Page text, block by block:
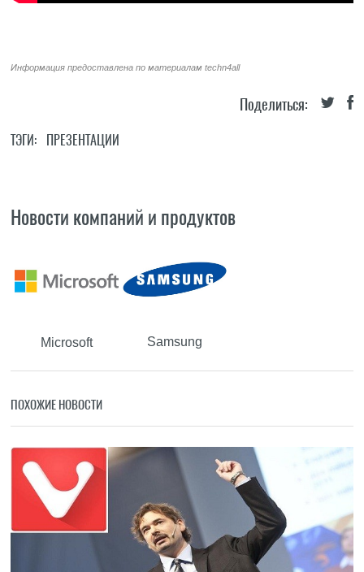
Информация предоставлена по материаламtechn4all
Поделиться:
ТЭГИ: ПРЕЗЕНТАЦИИ
Новости компаний и продуктов
Microsoft Samsung
ПОХОЖИЕ НОВОСТИ